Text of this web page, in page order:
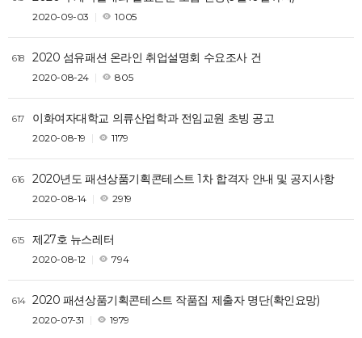
2020-09-03 1005
618 2020 섬유패션 온라인 취업설명회 수요조사 건
2020-08-24 805
617 이화여자대학교 의류산업학과 전임교원 초빙 공고
2020-08-19 1179
616 2020년도 패션상품기획콘테스트 1차 합격자 안내 및 공지사항
2020-08-14 2919
615 제27호 뉴스레터
2020-08-12 794
614 2020 패션상품기획콘테스트 작품집 제출자 명단(확인요망)
2020-07-31 1979